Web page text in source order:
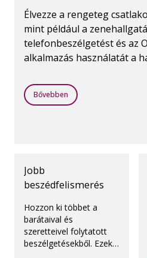
Élvezze a rengeteg
mint például a
telefonbeszélgetést és az
alkalmazás használatát a
technológia mindezt
Bővebben
Jobb
beszédfelismerés
Hozzon ki többet a
barátaival és
szeretteivel folytatott
beszélgetésekből. Ezek